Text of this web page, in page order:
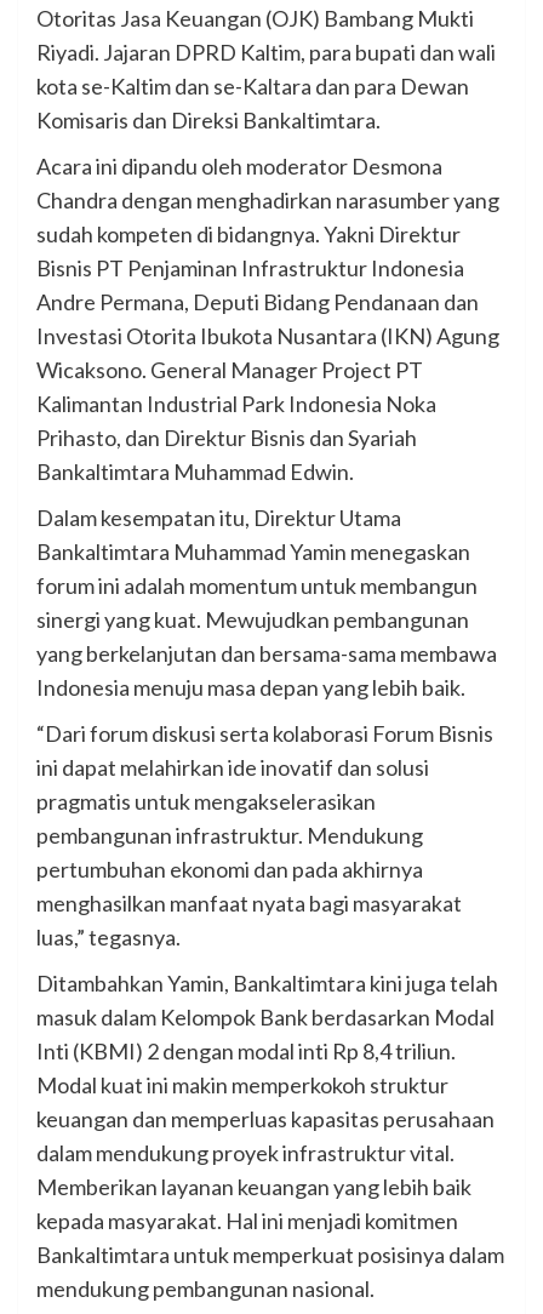
Otoritas Jasa Keuangan (OJK) Bambang Mukti
Riyadi. Jajaran DPRD Kaltim, para bupati dan wali
kota se-Kaltim dan se-Kaltara dan para Dewan
Komisaris dan Direksi Bankaltimtara.
Acara ini dipandu oleh moderator Desmona
Chandra dengan menghadirkan narasumber yang
sudah kompeten di bidangnya. Yakni Direktur
Bisnis PT Penjaminan Infrastruktur Indonesia
Andre Permana, Deputi Bidang Pendanaan dan
Investasi Otorita Ibukota Nusantara (IKN) Agung
Wicaksono. General Manager Project PT
Kalimantan Industrial Park Indonesia Noka
Prihasto, dan Direktur Bisnis dan Syariah
Bankaltimtara Muhammad Edwin.
Dalam kesempatan itu, Direktur Utama
Bankaltimtara Muhammad Yamin menegaskan
forum ini adalah momentum untuk membangun
sinergi yang kuat. Mewujudkan pembangunan
yang berkelanjutan dan bersama-sama membawa
Indonesia menuju masa depan yang lebih baik.
“Dari forum diskusi serta kolaborasi Forum Bisnis
ini dapat melahirkan ide inovatif dan solusi
pragmatis untuk mengakselerasikan
pembangunan infrastruktur. Mendukung
pertumbuhan ekonomi dan pada akhirnya
menghasilkan manfaat nyata bagi masyarakat
luas,” tegasnya.
Ditambahkan Yamin, Bankaltimtara kini juga telah
masuk dalam Kelompok Bank berdasarkan Modal
Inti (KBMI) 2 dengan modal inti Rp 8,4 triliun.
Modal kuat ini makin memperkokoh struktur
keuangan dan memperluas kapasitas perusahaan
dalam mendukung proyek infrastruktur vital.
Memberikan layanan keuangan yang lebih baik
kepada masyarakat. Hal ini menjadi komitmen
Bankaltimtara untuk memperkuat posisinya dalam
mendukung pembangunan nasional.